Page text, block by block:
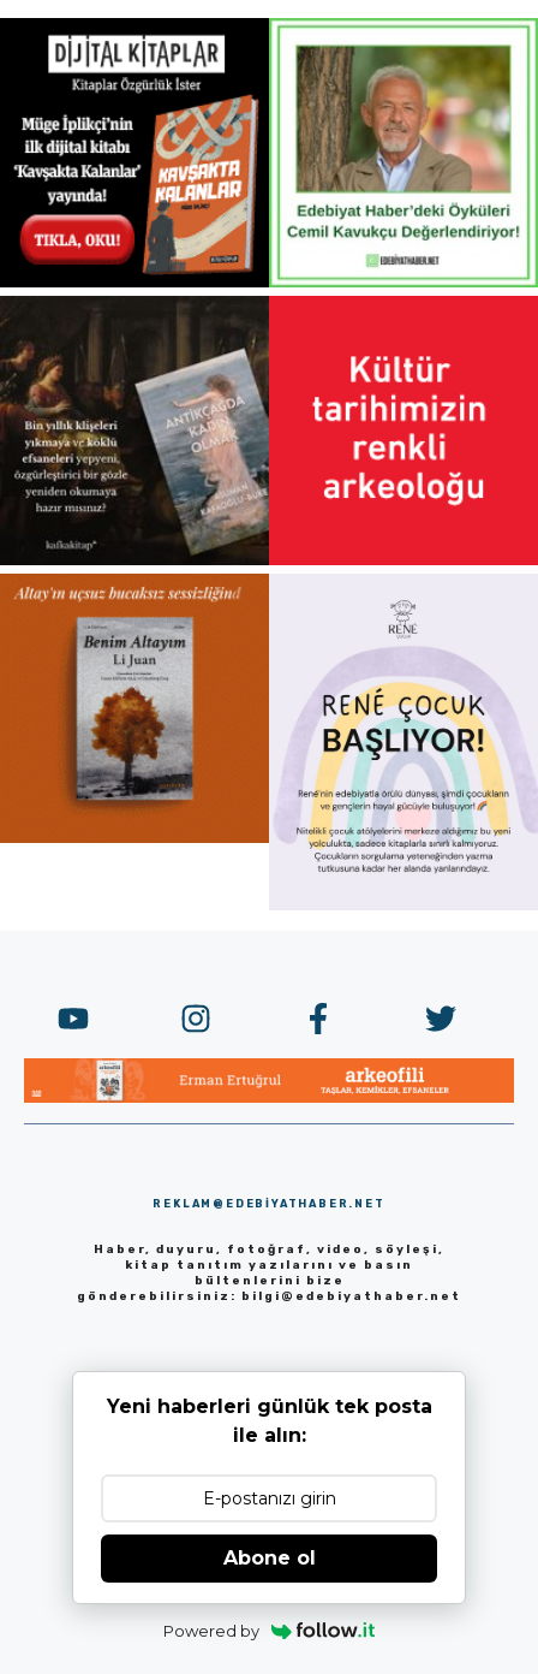
REKLAM@EDEBIYATHABER.NET
Haber, duyuru, fotoğraf, video, söyleşi,
kitap tanıtım yazılarını ve basın
bültenlerini bize
gönderebilirsiniz: bilgi@edebiyathaber.net
Yeni haberleri günlük tek posta
ile alın:
Abone ol
Powered by